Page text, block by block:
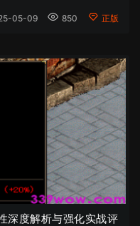
05-09 850 正版
深度解析与强化实战评